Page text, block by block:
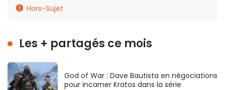
Hors-Sujet
Les + partagés ce mois
God of War : Dave Bautista en négociations
pour incarner Kratos dans la série